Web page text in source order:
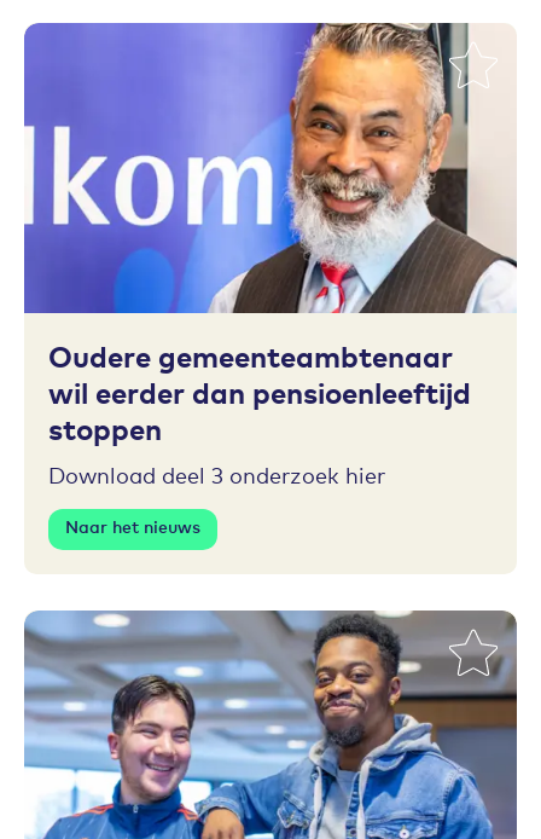
Toevoegen aan favorieten
Oudere gemeenteambtenaar
wil eerder dan pensioenleeftijd
stoppen
Download deel 3 onderzoek hier
Naar het nieuws